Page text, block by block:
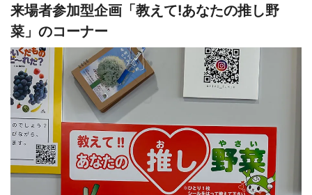
来場者参加型企画「教えて!あなたの推し野
菜」のコーナー